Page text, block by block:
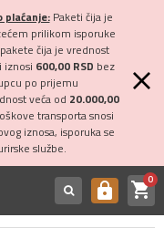
plaćanje:Paketi čija je
prilikom isporuke
čija je vrednost
iznosi 600,00 RSD bez
po prijemu
veća od 20.000,00
transporta snosi
iznosa, isporuka se
službe.
https shopping_cart0